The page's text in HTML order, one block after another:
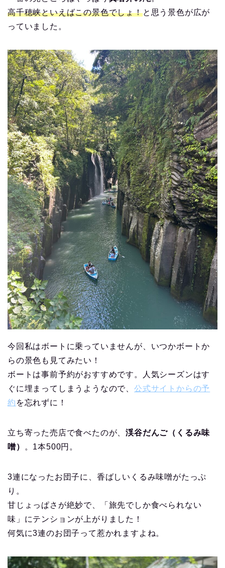
高千穂峡といえばこの景色でしょ！と思う景色が広が
っていました。
今回私はボートに乗っていませんが、いつかボートか
らの景色も見てみたい！
ボートは事前予約がおすすめです。人気シーズンはす
ぐに埋まってしまうようなので、公式サイトからの予
約 を忘れずに！
立ち寄った売店で食べたのが、渓谷だんご（くるみ味
噌）
。1本500円。
3連になったお団子に、香ばしいくるみ味噌がたっぷ
り。
甘じょっぱさが絶妙で、「旅先でしか食べられない
味」にテンションが上がりました！
何気に3連のお団子って惹かれますよね。